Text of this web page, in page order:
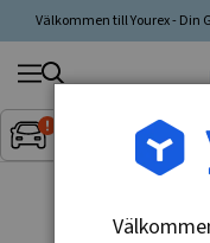
Välkommen till Yourex - Din
Inget
Sök
produkt,
tillverkare,